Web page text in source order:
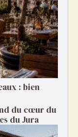
: bien
du cœur du
du Jura